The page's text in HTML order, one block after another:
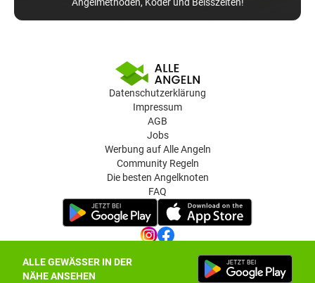
ALLE GEWÄSSER IN DER
NÄHE ANSEHEN
Datenschutzerklärung
Impressum
AGB
Jobs
Werbung auf Alle Angeln
Community Regeln
Die besten Angelknoten
FAQ
Datenschutz-Einstellungen